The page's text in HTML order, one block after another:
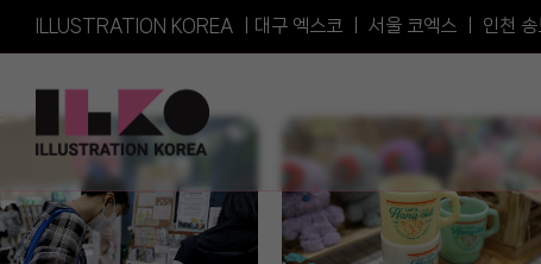
ILLUSTRATION KOREA ㅣ 대구 엑스코 서울 코엑스 인천